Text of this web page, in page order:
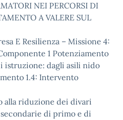
NEI PERCORSI DI
A VALERE SUL
E Resilienza – Missione 4:
1 Potenziamento
istruzione: dagli asili nido
1.4: Intervento
alla riduzione dei divari
di primo e di